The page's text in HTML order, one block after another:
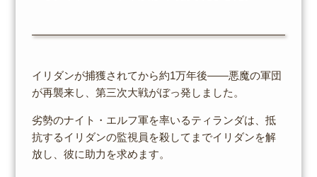
イリダンが捕獲されてから約1万年後――悪魔の軍団
が再襲来し、第三次大戦がぼっ発しました。
劣勢のナイト・エルフ軍を率いるティランダは、抵
抗するイリダンの監視員を殺してまでイリダンを解
放し、彼に助力を求めます。